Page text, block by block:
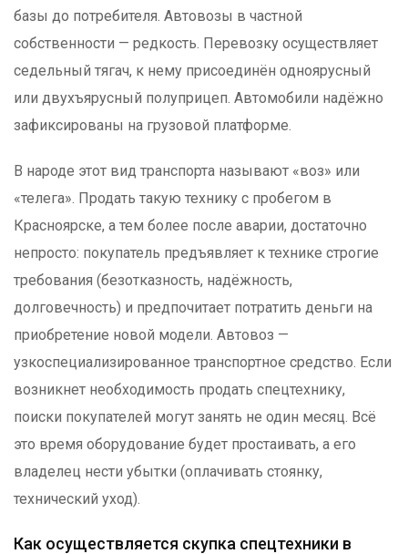
базы до потребителя. Автовозы в частной
собственности — редкость. Перевозку осуществляет
седельный тягач, к нему присоединён одноярусный
или двухъярусный полуприцеп. Автомобили надёжно
зафиксированы на грузовой платформе.
В народе этот вид транспорта называют «воз» или
«телега». Продать такую технику с пробегом в
Красноярске, а тем более после аварии, достаточно
непросто: покупатель предъявляет к технике строгие
требования (безотказность, надёжность,
долговечность) и предпочитает потратить деньги на
приобретение новой модели. Автовоз —
узкоспециализированное транспортное средство. Если
возникнет необходимость продать спецтехнику,
поиски покупателей могут занять не один месяц. Всё
это время оборудование будет простаивать, а его
владелец нести убытки (оплачивать стоянку,
технический уход).
Как осуществляется скупка спецтехники в